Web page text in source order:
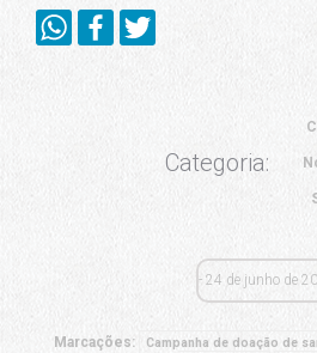
Categoria:
24 de junho de
Marcações: Campanha de doação de